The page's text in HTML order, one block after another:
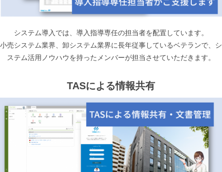
システム導入では、導入指導専任の担当者を配置しています。
小売システム業界、卸システム業界に長年従事しているベテランで、シ
ステム活用ノウハウを持ったメンバーが担当させていただきます。
TASによる情報共有